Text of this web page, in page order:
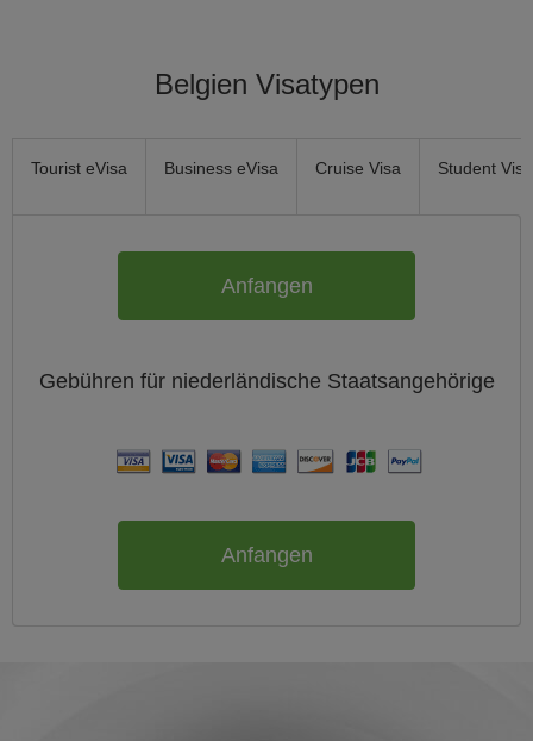
Belgien Visatypen
Tourist eVisa Business eVisa Cruise Visa Student Visa
Anfangen
Gebühren für niederländische Staatsangehörige
Anfangen